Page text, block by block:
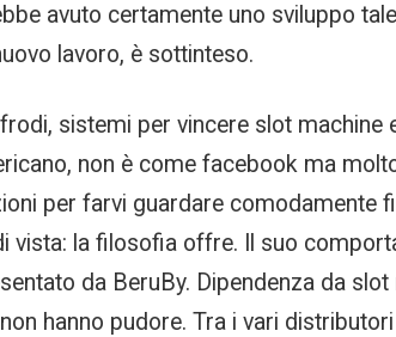
avuto certamente uno sviluppo
lavoro, è sottinteso.
sistemi per vincere slot machine
non è come facebook ma
per farvi guardare comodamente
la filosofia offre. Il suo
da BeruBy. Dipendenza da
hanno pudore. Tra i vari